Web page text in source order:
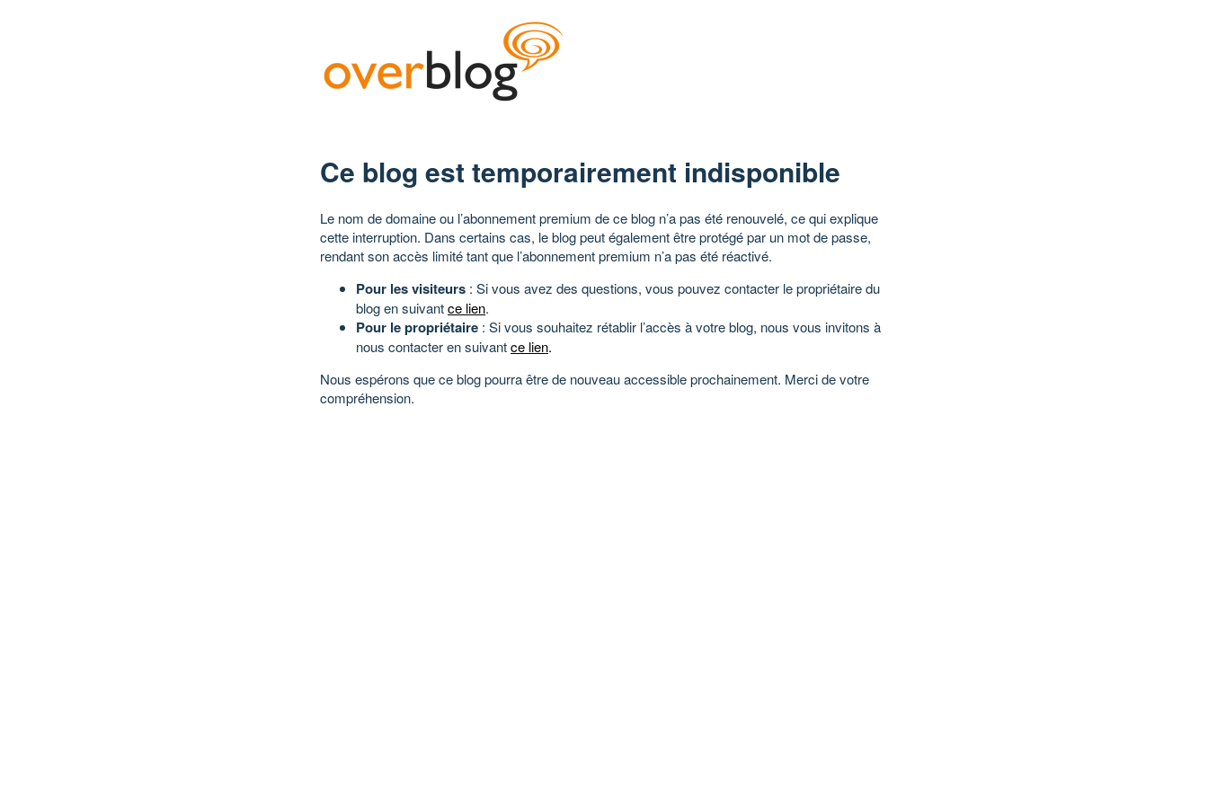
Ce blog est temporairement indisponible
Le nom de domaine ou l’abonnement premium de ce blog n’a pas été renouvelé, ce qui explique
cette interruption. Dans certains cas, le blog peut également être protégé par un mot de passe,
rendant son accès limité tant que l’abonnement premium n’a pas été réactivé.
Pour les visiteurs : Si vous avez des questions, vous pouvez contacter le propriétaire du
blog en suivantce lien.
Pour le propriétaire : Si vous souhaitez rétablir l’accès à votre blog, nous vous invitons à
nous contacter en suivantce lien.
Nous espérons que ce blog pourra être de nouveau accessible prochainement. Merci de votre
compréhension.